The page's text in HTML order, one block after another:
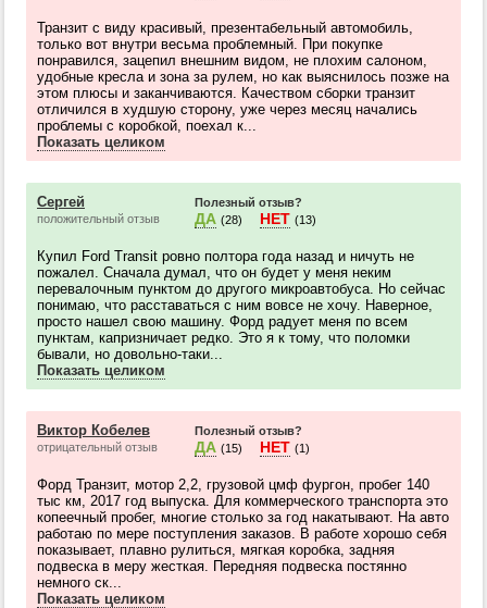
Транзит с виду красивый, презентабельный автомобиль,
только вот внутри весьма проблемный. При покупке
понравился, зацепил внешним видом, не плохим салоном,
удобные кресла и зона за рулем, но как выяснилось позже на
этом плюсы и заканчиваются. Качеством сборки транзит
отличился в худшую сторону, уже через месяц начались
проблемы с коробкой, поехал к...
Показать целиком
Сергей
положительный отзыв
Полезный отзыв?
ДА (28) НЕТ (13)
Купил Ford Transit ровно полтора года назад и ничуть не
пожалел. Сначала думал, что он будет у меня неким
перевалочным пунктом до другого микроавтобуса. Но сейчас
понимаю, что расставаться с ним вовсе не хочу. Наверное,
просто нашел свою машину. Форд радует меня по всем
пунктам, капризничает редко. Это я к тому, что поломки
бывали, но довольно-таки...
Показать целиком
Виктор Кобелев
отрицательный отзыв
Полезный отзыв?
ДА (15) НЕТ (1)
Форд Транзит, мотор 2,2, грузовой цмф фургон, пробег 140
тыс км, 2017 год выпуска. Для коммерческого транспорта это
копеечный пробег, многие столько за год накатывают. На авто
работаю по мере поступления заказов. В работе хорошо себя
показывает, плавно рулиться, мягкая коробка, задняя
подвеска в меру жесткая. Передняя подвеска постянно
немного ск...
Показать целиком